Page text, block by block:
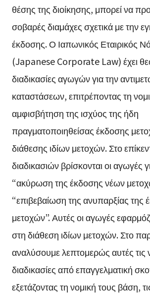
θέσης της διοίκησης, μπορεί να
σοβαρές διαμάχες σχετικά με την
έκδοσης. Ο Ιαπωνικός Εταιρικός
(Japanese Corporate Law) έχει
διαδικασίες αγωγών για την
καταστάσεων, επιτρέποντας τη
αμφισβήτηση της ισχύος της ήδη
πραγματοποιηθείσας έκδοσης
διάθεσης ιδίων μετοχών. Στο
διαδικασιών βρίσκονται οι αγωγές
“ακύρωση της έκδοσης νέων
“επιβεβαίωση της ανυπαρξίας της
μετοχών”. Αυτές οι αγωγές
στη διάθεση ιδίων μετοχών. Στο
αναλύσουμε λεπτομερώς αυτές τις
διαδικασίες από επαγγελματική
εξετάζοντας τη νομική τους βάση,